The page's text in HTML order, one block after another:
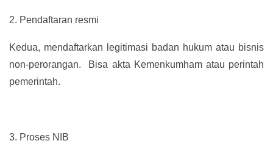
2. Pendaftaran resmi
Kedua, mendaftarkan legitimasi badan hukum atau bisnis
non-perorangan. Bisa akta Kemenkumham atau perintah
pemerintah.
3. Proses NIB